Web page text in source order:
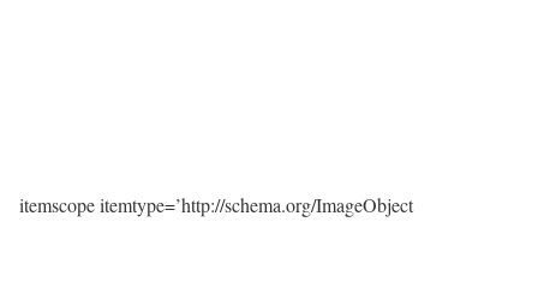
itemscope itemtype=’http://schema.org/ImageObject